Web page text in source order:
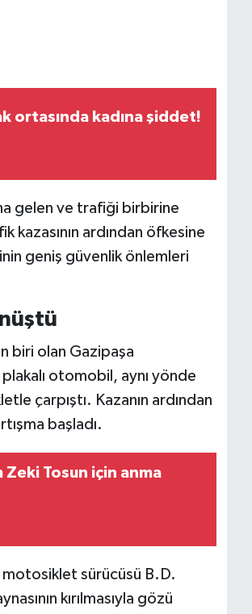
ortasında kadına şiddet!
gelen ve trafiği birbirine
kazasının ardından öfkesine
geniş güvenlik önlemleri
biri olan Gazipaşa
otomobil, aynı yönde
çarpıştı. Kazanın ardından
başladı.
Zeki Tosun için anma
motosiklet sürücüsü B.D.
kırılmasıyla gözü